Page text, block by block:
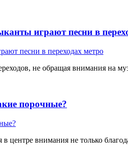
играют песни в
не обращая внимания на
порочные?
центре внимания не только